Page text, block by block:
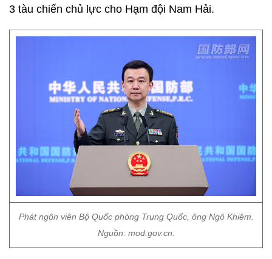
3 tàu chiến chủ lực cho Hạm đội Nam Hải.
Phát ngôn viên Bộ Quốc phòng Trung Quốc, ông Ngô Khiêm.
Nguồn: mod.gov.cn.